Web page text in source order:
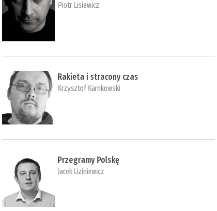
Piotr Lisiewicz
Rakieta i stracony czas
Krzysztof Karnkowski
Przegramy Polskę
Jacek Liziniewicz